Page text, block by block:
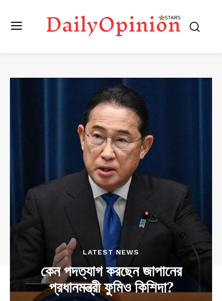
LATEST NEWS
কেন পদত্যাগ করছেন জাপানের
প্রধানমন্ত্রী ফুমিও কিশিদা?